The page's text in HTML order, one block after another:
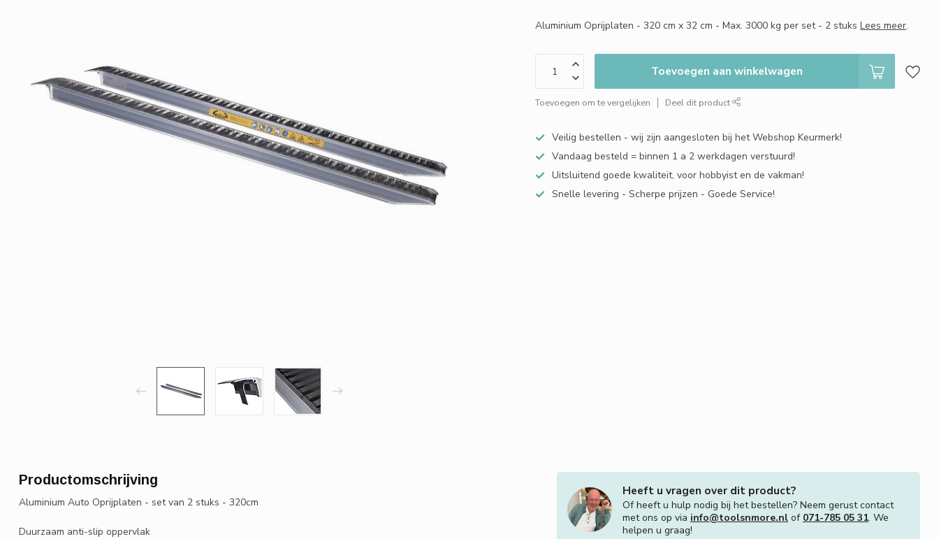
Aluminium Oprijplaten - 320 cm x 32 cm - Max. 3000 kg per set - 2 stuksLees meer.
Toevoegen aan winkelwagen
Toevoegen om te vergelijken Deel dit product
Veilig bestellen - wij zijn aangesloten bij het Webshop Keurmerk!
Vandaag besteld = binnen 1 a 2 werkdagen verstuurd!
Uitsluitend goede kwaliteit, voor hobbyist en de vakman!
Snelle levering - Scherpe prijzen - Goede Service!
Productomschrijving
Aluminium Auto Oprijplaten - set van 2 stuks - 320cm
Duurzaam anti-slip oppervlak
Heeft u vragen over dit product?
Of heeft u hulp nodig bij het bestellen? Neem gerust contact
met ons op via info@toolsnmore.nl of 071-785 05 31. We
helpen u graag!